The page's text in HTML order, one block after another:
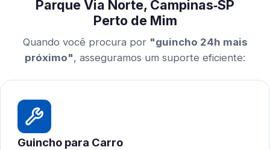
Parque Via Norte, Campinas‑SP
Perto de Mim
Quando você procura por "guincho 24h mais
próximo", asseguramos um suporte eficiente:
Guincho para Carro